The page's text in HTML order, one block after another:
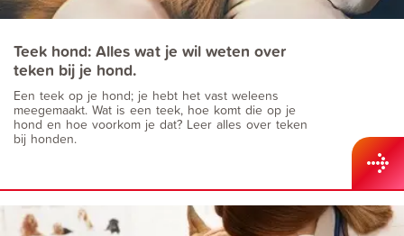
Teek hond: Alles wat je wil weten over
teken bij je hond.
Een teek op je hond; je hebt het vast weleens
meegemaakt. Wat is een teek, hoe komt die op je
hond en hoe voorkom je dat? Leer alles over teken
bij honden.